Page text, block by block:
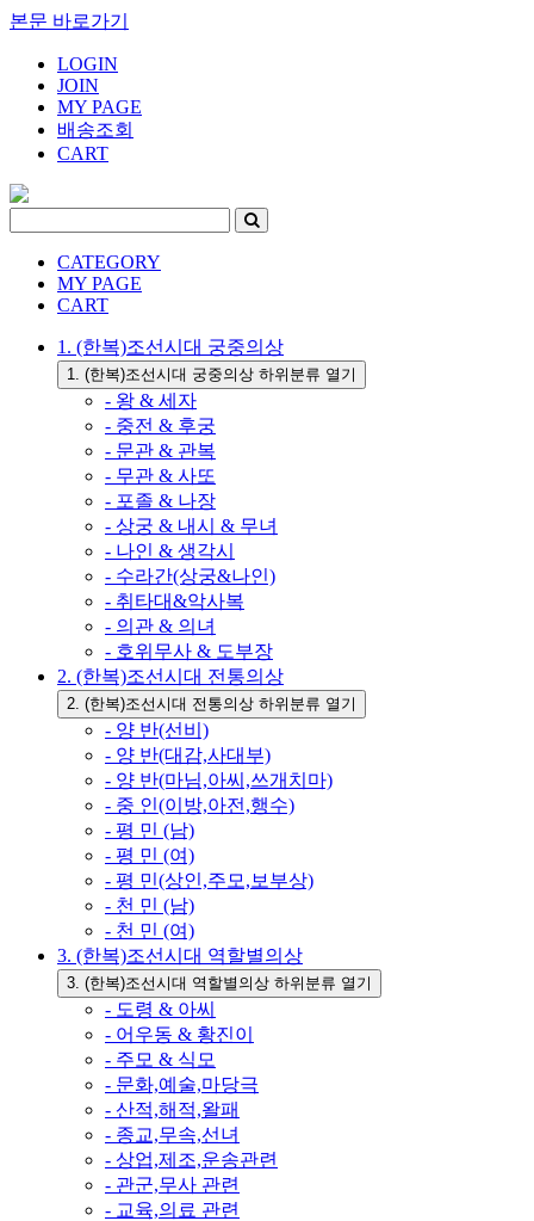
본문 바로가기
LOGIN
JOIN
MY PAGE
배송조회
CART
CATEGORY
MY PAGE
CART
1. (한복)조선시대 궁중의상
1. (한복)조선시대 궁중의상 하위분류 열기
- 왕 & 세자
- 중전 & 후궁
- 문관 & 관복
- 무관 & 사또
- 포졸 & 나장
- 상궁 & 내시 & 무녀
- 나인 & 생각시
- 수라간(상궁&나인)
- 취타대&악사복
- 의관 & 의녀
- 호위무사 & 도부장
2. (한복)조선시대 전통의상
2. (한복)조선시대 전통의상 하위분류 열기
- 양 반(선비)
- 양 반(대감,사대부)
- 양 반(마님,아씨,쓰개치마)
- 중 인(이방,아전,행수)
- 평 민 (남)
- 평 민 (여)
- 평 민(상인,주모,보부상)
- 천 민 (남)
- 천 민 (여)
3. (한복)조선시대 역할별의상
3. (한복)조선시대 역할별의상 하위분류 열기
- 도령 & 아씨
- 어우동 & 황진이
- 주모 & 식모
- 문화,예술,마당극
- 산적,해적,왈패
- 종교,무속,선녀
- 상업,제조,운송관련
- 관군,무사 관련
- 교육,의료 관련